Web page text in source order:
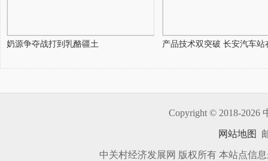
奶源争夺战打到乳酪疆土 产品技术双突破 长安汽车站
Copyright © 2018-2026
网站地图
中关村经济发展网 版权所有 本站点信